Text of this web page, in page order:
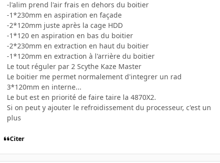
-l'alim prend l'air frais en dehors du boitier
-1*230mm en aspiration en façade
-2*120mm juste après la cage HDD
-1*120 en aspiration en bas du boitier
-2*230mm en extraction en haut du boitier
-1*120mm en extraction à l'arrière du boitier
Le tout réguler par 2 Scythe Kaze Master
Le boitier me permet normalement d'integrer un rad
3*120mm en interne...
Le but est en priorité de faire taire la 4870X2.
Si on peut y ajouter le refroidissement du processeur, c'est un
plus
Citer